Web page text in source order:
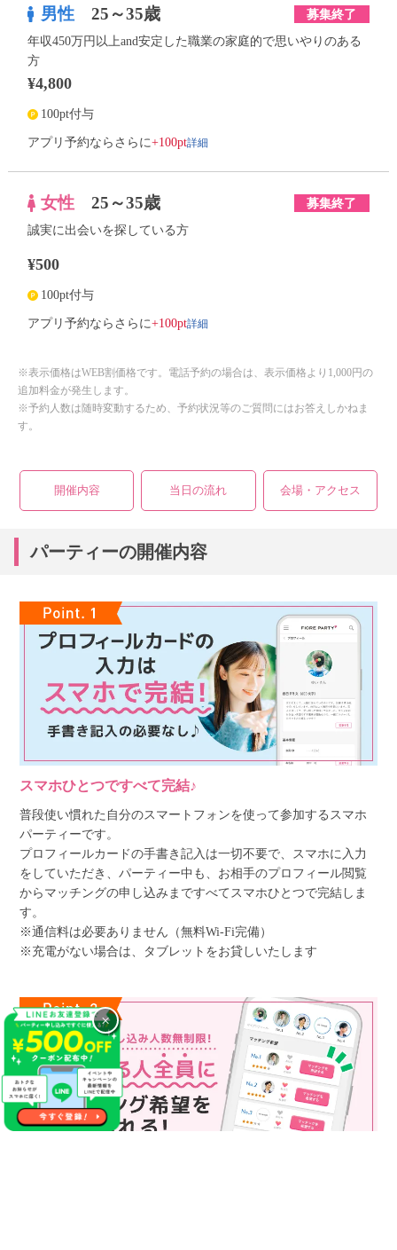
男性 25～35歳 募集終了
年収450万円以上and安定した職業の家庭的で思いやりのある
方
¥4,800
100pt付与
アプリ予約ならさらに+100pt詳細
女性 25～35歳 募集終了
誠実に出会いを探している方
¥500
100pt付与
アプリ予約ならさらに+100pt詳細
※表示価格はWEB割価格です。電話予約の場合は、表示価格より1,000円の
追加料金が発生します。
※予約人数は随時変動するため、予約状況等のご質問にはお答えしかねま
す。
開催内容 当日の流れ 会場・アクセス
パーティーの開催内容
スマホひとつですべて完結♪
普段使い慣れた自分のスマートフォンを使って参加するスマホ
パーティーです。
プロフィールカードの手書き記入は一切不要で、スマホに入力
をしていただき、パーティー中も、お相手のプロフィール閲覧
からマッチングの申し込みまですべてスマホひとつで完結しま
す。
※通信料は必要ありません（無料Wi-Fi完備）
※充電がない場合は、タブレットをお貸しいたします
×